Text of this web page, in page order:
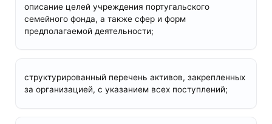
описание целей учреждения португальского
семейного фонда, а также сфер и форм
предполагаемой деятельности;
структурированный перечень активов, закрепленных
за организацией, с указанием всех поступлений;